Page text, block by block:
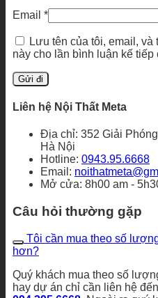
Email *
Lưu tên của tôi, email, và
này cho lần bình luận kế tiếp
Liên hệ Nội Thất Meta
Địa chỉ: 352 Giải
Hà Nội
Hotline: 0943.95.6668
Email:
Mở cửa: 8h00 am -
Câu hỏi thường gặp
Tôi cần mua theo số
hơn?
Quý khách mua theo số
hay dự án chỉ cần liên hệ